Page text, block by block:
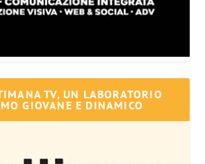
TV, UN LABORATORIO
GIOVANE E DINAMICO